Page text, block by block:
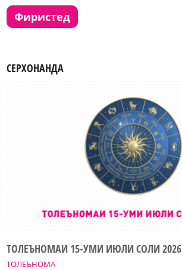
фиристед
СЕРХОНАНДА
ТОЛЕЪНОМА
ТОЛЕЪНОМАИ 15-УМИ ИЮЛИ СОЛИ 2026